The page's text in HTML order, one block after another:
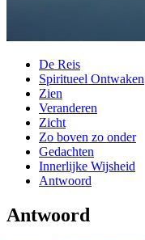
De Reis
Spiritueel Ontwaken
Zien
Veranderen
Zicht
Zo boven zo onder
Gedachten
Innerlijke Wijsheid
Antwoord
Antwoord